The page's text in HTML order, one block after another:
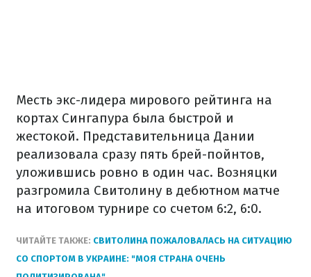
Месть экс-лидера мирового рейтинга на
кортах Сингапура была быстрой и
жестокой. Представительница Дании
реализовала сразу пять брей-пойнтов,
уложившись ровно в один час. Возняцки
разгромила Свитолину в дебютном матче
на итоговом турнире со счетом 6:2, 6:0.
ЧИТАЙТЕ ТАКЖЕ: СВИТОЛИНА ПОЖАЛОВАЛАСЬ НА СИТУАЦИЮ
СО СПОРТОМ В УКРАИНЕ: "МОЯ СТРАНА ОЧЕНЬ